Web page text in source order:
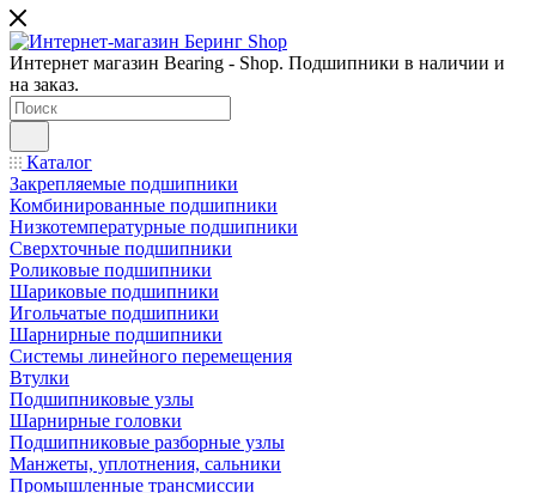
Интернет магазин Bearing - Shop. Подшипники в наличии и
на заказ.
Каталог
Закрепляемые подшипники
Комбинированные подшипники
Низкотемпературные подшипники
Сверхточные подшипники
Роликовые подшипники
Шариковые подшипники
Игольчатые подшипники
Шарнирные подшипники
Системы линейного перемещения
Втулки
Подшипниковые узлы
Шарнирные головки
Подшипниковые разборные узлы
Манжеты, уплотнения, сальники
Промышленные трансмиссии